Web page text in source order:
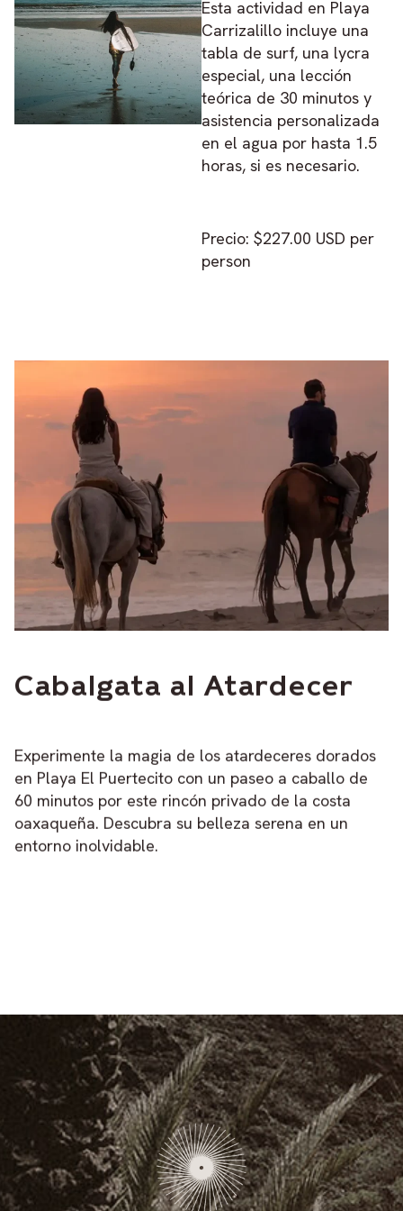
Esta actividad en Playa
Carrizalillo incluye una
tabla de surf, una lycra
especial, una lección
teórica de 30 minutos y
asistencia personalizada
en el agua por hasta 1.5
horas, si es necesario.
Precio: $227.00 USD per
person
Cabalgata al Atardecer
Experimente la magia de los atardeceres dorados
en Playa El Puertecito con un paseo a caballo de
60 minutos por este rincón privado de la costa
oaxaqueña. Descubra su belleza serena en un
entorno inolvidable.